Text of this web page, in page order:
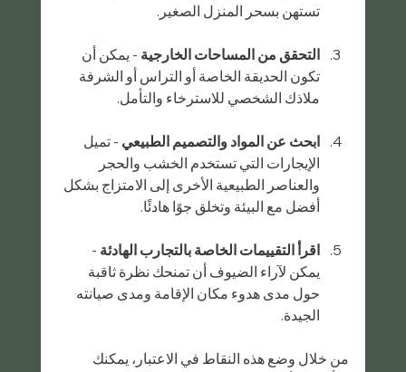
تستهن بسحر المنزل الصغير.
التحقق من المساحات الخارجية - يمكن أن
تكون الحديقة الخاصة أو التراس أو الشرفة
ملاذك الشخصي للاسترخاء والتأمل.
ابحث عن المواد والتصميم الطبيعي - تميل
الإيجارات التي تستخدم الخشب والحجر
والعناصر الطبيعية الأخرى إلى الامتزاج بشكل
أفضل مع البيئة وتخلق جوًا هادئًا.
اقرأ التقييمات الخاصة بالتجارب الهادئة -
يمكن لآراء الضيوف أن تمنحك نظرة ثاقبة
حول مدى هدوء مكان الإقامة ومدى صيانته
الجيدة.
من خلال وضع هذه النقاط في الاعتبار، يمكنك